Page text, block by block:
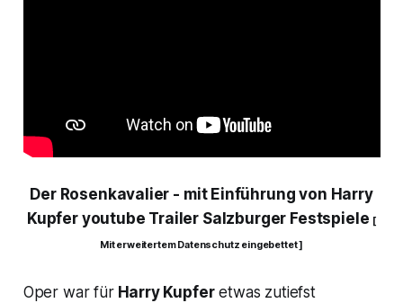
Der Rosenkavalier - mit Einführung von Harry
Kupfer youtube Trailer Salzburger Festspiele [
Mit erweitertem Datenschutz eingebettet ]
Oper war fürHarry Kupferetwas zutiefst